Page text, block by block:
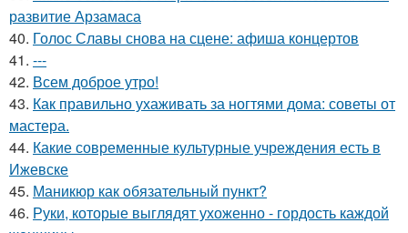
развитие Арзамаса
40. Голос Славы снова на сцене: афиша концертов
41. ---
42. Всем доброе утро!
43. Как правильно ухаживать за ногтями дома: советы от
мастера.
44. Какие современные культурные учреждения есть в
Ижевске
45. Маникюр как oбязательный пункт?
46. Руки, которые выглядят ухоженно - гордость каждой